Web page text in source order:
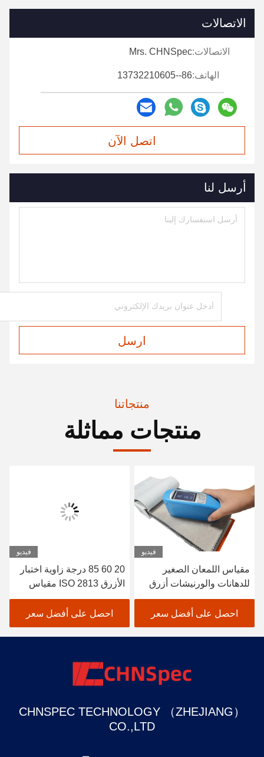
الاتصالات
الاتصالات:Mrs. CHNSpec
الهاتف:86--13732210605
اتصل الآن
أرسل لنا
ارسل
منتجاتنا
منتجات مماثلة
فيديو
مقياس اللمعان الصغير
للدهانات والورنيشات أزرق
ISO 2813 20 ° 60 ° 85 °
زاوية الاختبار JJG 696
قياسي
احصل على أفضل سعر
فيديو
20 60 85 درجة زاوية اختبار
الأزرق ISO 2813 مقياس
اللمعان الصغير للدهانات
والورنيشات CS-380
احصل على أفضل سعر
CHNSPEC TECHNOLOGY （ZHEJIANG）
CO.,LTD